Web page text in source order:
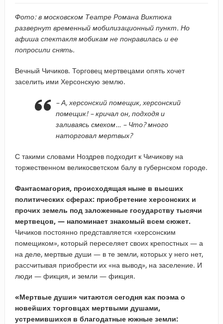
Фото: в московском Театре Романа Виктюка
развернут временный мобилизационный пункт. Но
афиша спектакля мобикам не понравилась и ее
попросили снять.
Вечный Чичиков. Торговец мертвецами опять хочет
заселить ими Херсонскую землю.
– А, херсонский помещик, херсонский
помещик! – кричал он, подходя и
заливаясь смехом… – Что? много
наторговал мертвых?
С такими словами Ноздрев подходит к Чичикову на
торжественном великосветском балу в губернском городе.
Фантасмагория, происходящая ныне в высших
политических сферах: приобретение херсонских и
прочих земель под заложенные государству тысячи
мертвецов, — напоминает знакомый всем сюжет.
Чичиков постоянно представляется «херсонским
помещиком», который переселяет своих крепостных — а
на деле, мертвые души — в те земли, которых у него нет,
рассчитывая приобрести их «на вывод», на заселение. И
люди — фикция, и земли — фикция.
«Мертвые души» читаются сегодня как поэма о
новейших торговцах мертвыми душами,
устремившихся в благодатные южные земли: